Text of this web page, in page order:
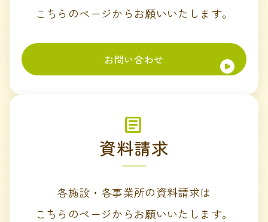
こちらのページからお願いいたします。
お問い合わせ
資料請求
各施設・各事業所の資料請求は
こちらのページからお願いいたします。